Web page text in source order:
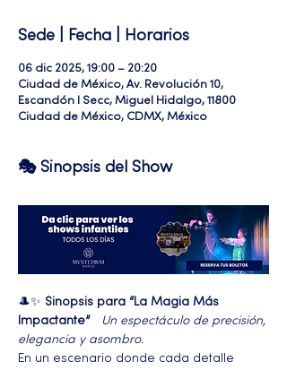
Sede | Fecha | Horarios
06 dic 2025, 19:00 – 20:20
Ciudad de México, Av. Revolución 10,
Escandón I Secc, Miguel Hidalgo, 11800
Ciudad de México, CDMX, México
🎭 Sinopsis del Show
🎩✨ Sinopsis para “La Magia Más
Impactante”
Un espectáculo de precisión,
elegancia y asombro.
En un escenario donde cada detalle